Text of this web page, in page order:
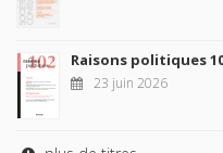
Raisons politiques
23 juin 2026